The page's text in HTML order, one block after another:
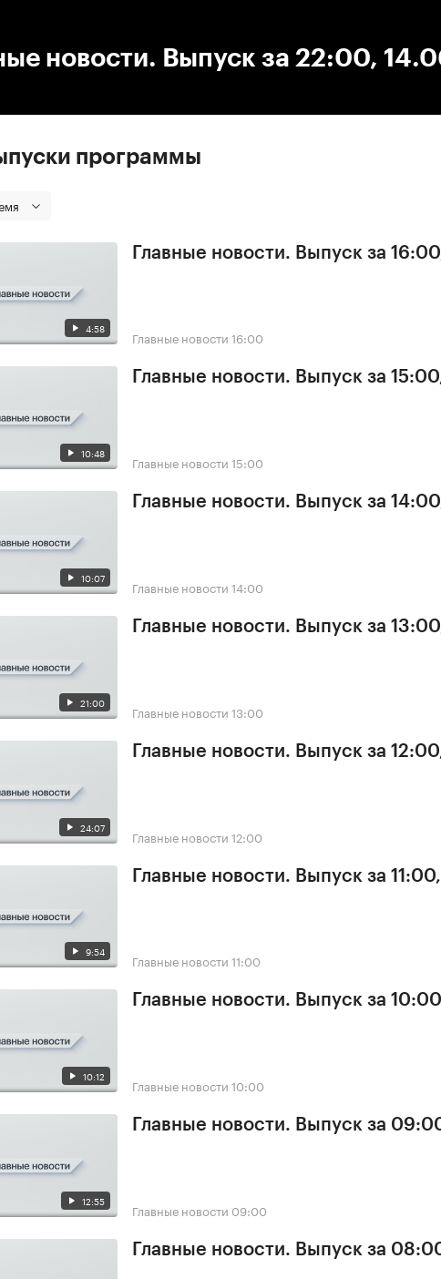
новости. Выпуск за 22:00,
программы
4:58
Главные новости. Выпуск за
Главные новости 16:00
10:48
Главные новости. Выпуск за
Главные новости 15:00
10:07
Главные новости. Выпуск за
Главные новости 14:00
21:00
Главные новости. Выпуск за
Главные новости 13:00
24:07
Главные новости. Выпуск за
Главные новости 12:00
9:54
Главные новости. Выпуск за
Главные новости 11:00
10:12
Главные новости. Выпуск за
Главные новости 10:00
12:55
Главные новости. Выпуск за
Главные новости 09:00
Главные новости. Выпуск за